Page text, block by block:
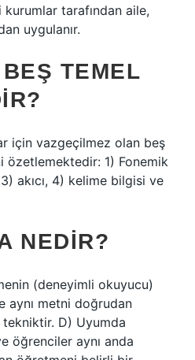
tarafından aile,
uygulanır.
TEMEL
için vazgeçilmez olan beş
özetlemektedir: 1) Fonemik
akıcı, 4) kelime bilgisi ve
NEDIR?
(deneyimli okuyucu)
aynı metni doğrudan
D) Uyumda
öğrenciler aynı anda